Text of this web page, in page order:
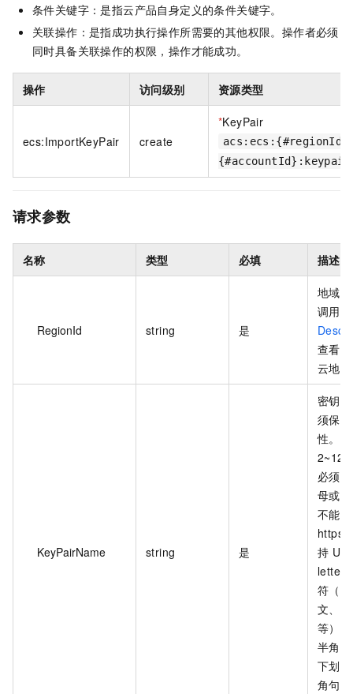
条件关键字：是指云产品自身定义的条件关键字。
关联操作：是指成功执行操作所需要的其他权限。操作者必须
同时具备关联操作的权限，操作才能成功。
操作 访问级别 资源类型
ecs:ImportKeyPair create
*KeyPair
请求参数
名称 类型 必填 描述
RegionId string 是
地域
调用
查看
云地
KeyPairName string 是
密钥
须保
性。
必须
母或
不能
持
letter
符（
文、
等）
半角
下划
角句